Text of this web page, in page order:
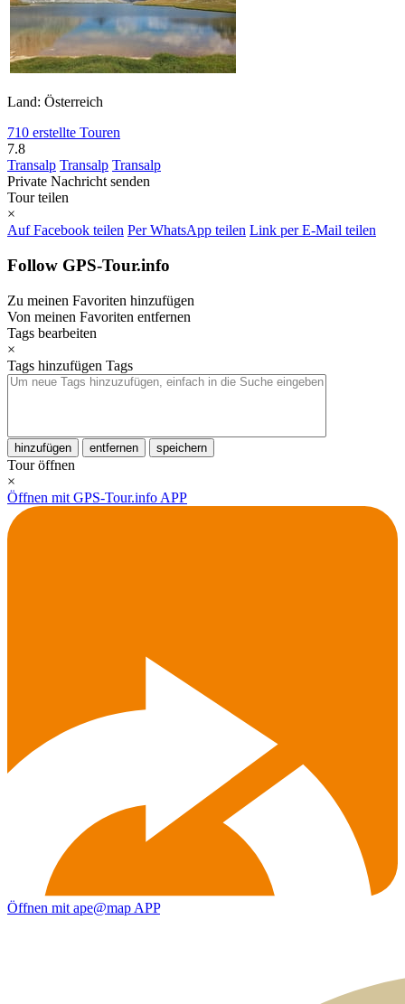
Land: Österreich
710 erstellte Touren
7.8
Transalp Transalp Transalp
Private Nachricht senden
Tour teilen
×
Auf Facebook teilen Per WhatsApp teilen Link per E-Mail teilen
Follow GPS-Tour.info
Zu meinen Favoriten hinzufügen
Von meinen Favoriten entfernen
Tags bearbeiten
×
Tags hinzufügen Tags
hinzufügen entfernen speichern
Tour öffnen
×
Öffnen mit GPS-Tour.info APP
Öffnen mit ape@map APP